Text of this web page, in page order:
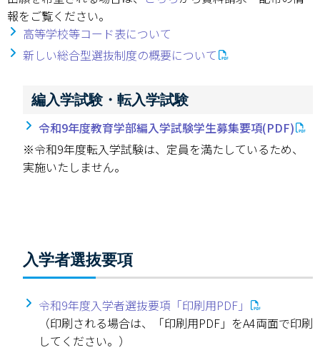
報をご覧ください。
高等学校等コード表について
新しい総合型選抜制度の概要について
編入学試験・転入学試験
令和9年度教育学部編入学試験学生募集要項(PDF)
※令和9年度転入学試験は、定員を満たしているため、
実施いたしません。
入学者選抜要項
令和9年度入学者選抜要項「印刷用PDF」
（印刷される場合は、「印刷用PDF」をA4両面で印刷
してください。）